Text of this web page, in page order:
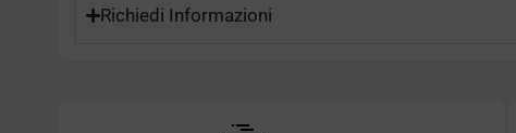
Richiedi Informazioni